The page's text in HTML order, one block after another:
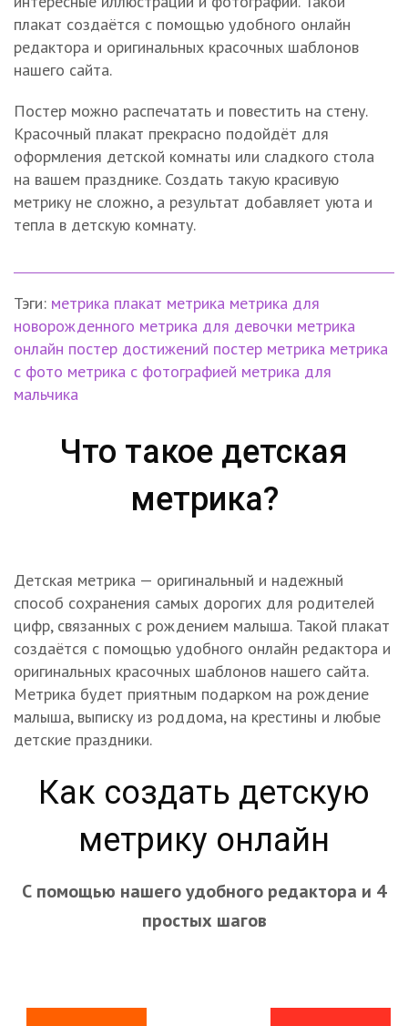
плакат создаётся с помощью удобного онлайн
редактора и оригинальных красочных шаблонов
нашего сайта.
Постер можно распечатать и повестить на стену.
Красочный плакат прекрасно подойдёт для
оформления детской комнаты или сладкого стола
на вашем празднике. Создать такую красивую
метрику не сложно, а результат добавляет уюта и
тепла в детскую комнату.
Тэги: метрика плакат метрика метрика для
новорожденного метрика для девочки метрика
онлайн постер достижений постер метрика метрика
с фото метрика с фотографией метрика для
мальчика
Что такое детская
метрика?
Детская метрика — оригинальный и надежный
способ сохранения самых дорогих для родителей
цифр, связанных с рождением малыша. Такой плакат
создаётся с помощью удобного онлайн редактора и
оригинальных красочных шаблонов нашего сайта.
Метрика будет приятным подарком на рождение
малыша, выписку из роддома, на крестины и любые
детские праздники.
Как создать детскую
метрику онлайн
С помощью нашего удобного редактора и 4
простых шагов